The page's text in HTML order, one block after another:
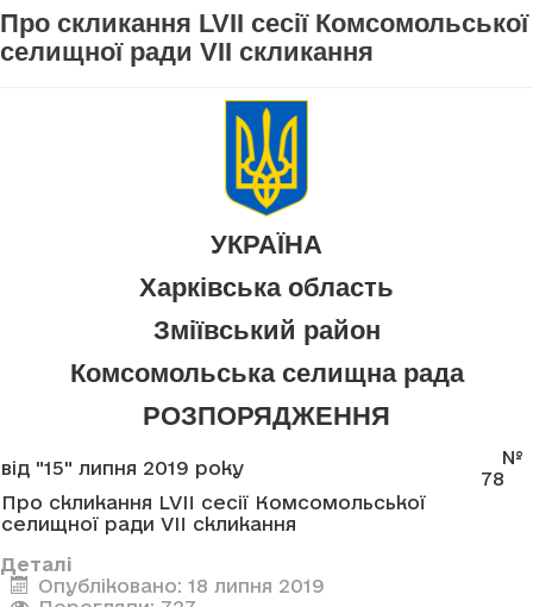
Про скликання LVII сесії Комсомольської
селищної ради VII скликання
УКРАЇНА
Харківська область
Зміївський район
Комсомольська селищна рада
РОЗПОРЯДЖЕННЯ
від "15" липня 2019 року
№
78
Про скликання LVII сесії Комсомольської
селищної ради VII скликання
Деталі
Опубліковано: 18 липня 2019